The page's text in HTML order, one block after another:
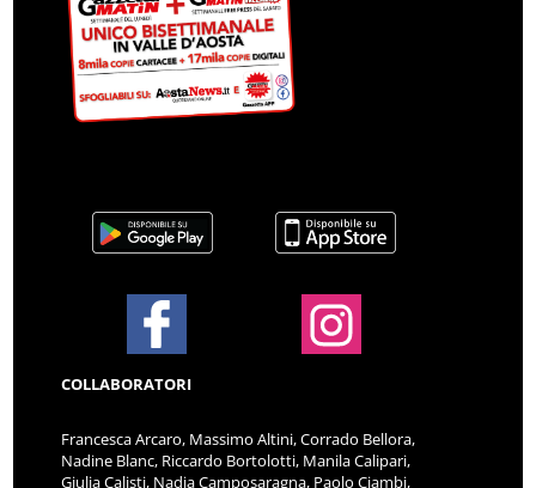
COLLABORATORI
Francesca Arcaro, Massimo Altini, Corrado Bellora,
Nadine Blanc, Riccardo Bortolotti, Manila Calipari,
Giulia Calisti, Nadia Camposaragna, Paolo Ciambi,